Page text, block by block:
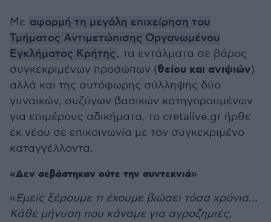
Με αφορμή τη μεγάλη επιχείρηση του
Τμήματος Αντιμετώπισης Οργανωμένου
Εγκλήματος Κρήτης, τα εντάλματα σε βάρος
συγκεκριμένων προσώπων (θείου και ανιψιών)
αλλά και της αυτόφωρης σύλληψης δύο
γυναικών, συζύγων βασικών κατηγορουμένων
για επιμέρους αδικήματα, το cretalive.gr ήρθε
εκ νέου σε επικοινωνία με τον συγκεκριμένο
καταγγέλλοντα.
«Δεν σεβάστηκαν ούτε την συντεκνιά»
«Εμείς ξέρουμε τι έχουμε βιώσει τόσα χρόνια…
Κάθε μήνυση που κάναμε για αγροζημιές,